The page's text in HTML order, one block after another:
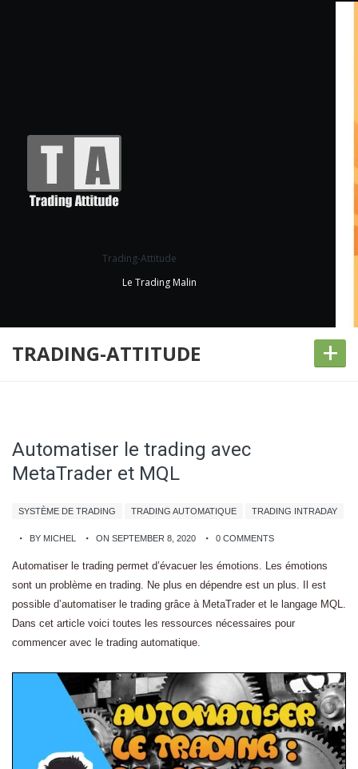
Trading-Attitude
Le Trading Malin
TRADING-ATTITUDE +
Automatiser le trading avec
MetaTrader et MQL
SYSTÈME DE TRADING TRADING AUTOMATIQUE TRADING INTRADAY
BY MICHEL ON SEPTEMBER 8, 2020 0 COMMENTS
Automatiser le trading permet d’évacuer les émotions. Les émotions
sont un problème en trading. Ne plus en dépendre est un plus. Il est
possible d’automatiser le trading grâce à MetaTrader et le langage MQL.
Dans cet article voici toutes les ressources nécessaires pour
commencer avec le trading automatique.